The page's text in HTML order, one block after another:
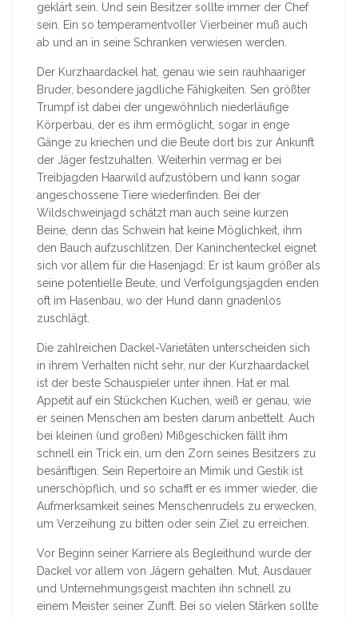
geklärt sein. Und sein Besitzer sollte immer der Chef
sein. Ein so temperamentvoller Vierbeiner muß auch
ab und an in seine Schranken verwiesen werden.
Der Kurzhaardackel hat, genau wie sein rauhhaariger
Bruder, besondere jagdliche Fähigkeiten. Sen größter
Trumpf ist dabei der ungewöhnlich niederläufige
Körperbau, der es ihm ermöglicht, sogar in enge
Gänge zu kriechen und die Beute dort bis zur Ankunft
der Jäger festzuhalten. Weiterhin vermag er bei
Treibjagden Haarwild aufzustöbern und kann sogar
angeschossene Tiere wiederfinden. Bei der
Wildschweinjagd schätzt man auch seine kurzen
Beine, denn das Schwein hat keine Möglichkeit, ihm
den Bauch aufzuschlitzen. Der Kaninchenteckel eignet
sich vor allem für die Hasenjagd: Er ist kaum größer als
seine potentielle Beute, und Verfolgungsjagden enden
oft im Hasenbau, wo der Hund dann gnadenlos
zuschlägt.
Die zahlreichen Dackel-Varietäten unterscheiden sich
in ihrem Verhalten nicht sehr, nur der Kurzhaardackel
ist der beste Schauspieler unter ihnen. Hat er mal
Appetit auf ein Stückchen Kuchen, weiß er genau, wie
er seinen Menschen am besten darum anbettelt. Auch
bei kleinen (und großen) Mißgeschicken fällt ihm
schnell ein Trick ein, um den Zorn seines Besitzers zu
besänftigen. Sein Repertoire an Mimik und Gestik ist
unerschöpflich, und so schafft er es immer wieder, die
Aufmerksamkeit seines Menschenrudels zu erwecken,
um Verzeihung zu bitten oder sein Ziel zu erreichen.
Vor Beginn seiner Karriere als Begleithund wurde der
Dackel vor allem von Jägern gehalten. Mut, Ausdauer
und Unternehmungsgeist machten ihn schnell zu
einem Meister seiner Zunft. Bei so vielen Stärken sollte